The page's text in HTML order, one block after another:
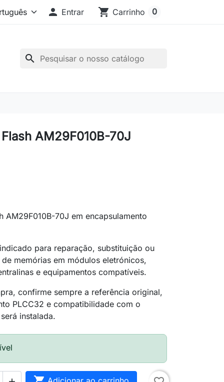
 Entrar shopping_cart Carrinho 0
search
AM29F010B-70J
AM29F010B-70J em encapsulamento
para reparação, substituição ou
memórias em módulos eletrónicos,
e equipamentos compatíveis.
confirme sempre a referência original,
PLCC32 e compatibilidade com o
instalada.